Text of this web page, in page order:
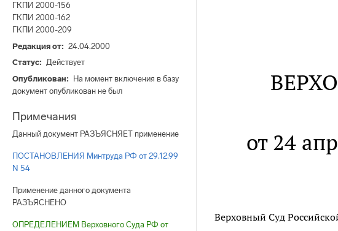
ГКПИ 2000-156
ГКПИ 2000-162
ГКПИ 2000-209
Редакция от
24.04.2000
Статус
Действует
Опубликован
На момент включения в базу
документ опубликован не был
Примечания
Данный документ РАЗЪЯСНЯЕТ применение
ПОСТАНОВЛЕНИЯ Минтруда РФ от 29.12.99
N 54
Применение данного документа
РАЗЪЯСНЕНО
ОПРЕДЕЛЕНИЕМ Верховного Суда РФ от
от 24
Верховный Суд